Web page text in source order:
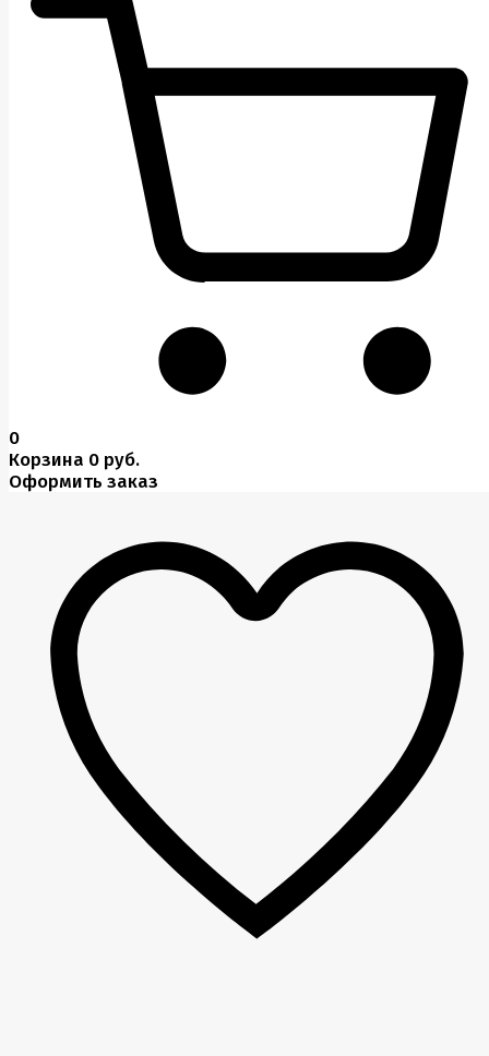
0
Корзина 0 руб.
Оформить заказ